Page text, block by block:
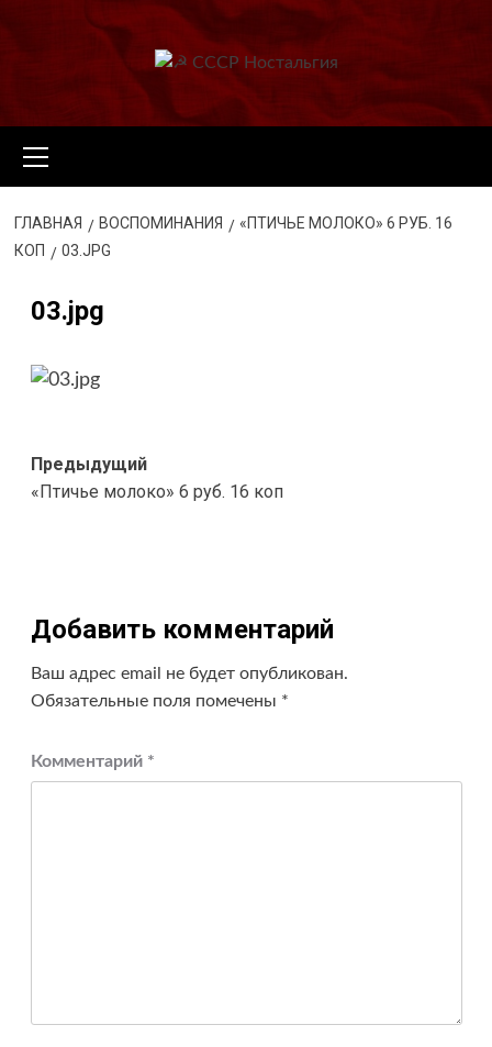
меню
ГЛАВНАЯ ВОСПОМИНАНИЯ
«ПТИЧЬЕ МОЛОКО» 6 РУБ. 16
КОП
03.JPG
03.jpg
Навигация
записи
Предыдущий
«Птичье молоко» 6 руб. 16 коп
Добавить комментарий
Ваш адрес email не будет опубликован.
Обязательные поля помечены *
Комментарий *